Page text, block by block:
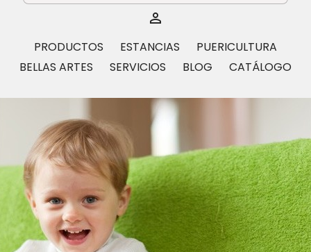

PRODUCTOS ESTANCIAS
PUERICULTURA
BELLAS ARTES
SERVICIOS BLOG CATÁLOGO